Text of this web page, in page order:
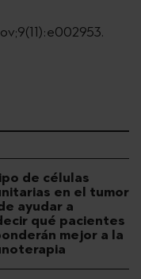
de células
en el tumor
ayudar a
qué pacientes
mejor a la